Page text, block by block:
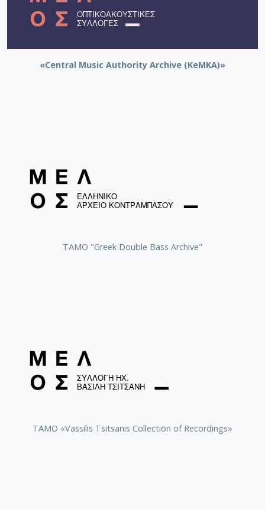
«Central Music Authority Archive (KeMKA)»
ΤΑΜΟ "Greek Double Bass Archive"
TAMO «Vassilis Tsitsanis Collection of Recordings»